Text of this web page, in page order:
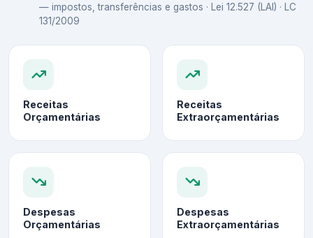
— impostos, transferências e gastos · Lei 12.527 (LAI) · LC
131/2009
Receitas
Orçamentárias
Receitas
Extraorçamentárias
Despesas
Orçamentárias
Despesas
Extraorçamentárias